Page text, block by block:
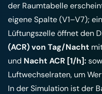
der Raumtabelle
eigene Spalte (V1–V7);
Lüftungszelle öffnet den
(ACR) von Tag/Nacht
und Nacht ACR [1/h]:
Luftwechselraten, um
In der Simulation ist der